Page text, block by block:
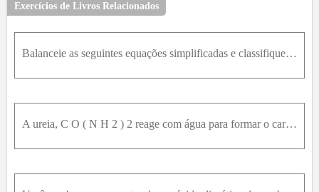
Exercícios de Livros Relacionados
Balanceie as seguintes equações simplificadas e classifique-as como ácido-base ou redox:(a) C H 4g + S 8s → C S 2l + H 2 S( g ) (b)S n + K O Ha q + H 2 O( l ) → K 2 S n ( O H ) 6a q + H 2( g )
A ureia, C O ( N H 2 ) 2 reage com água para formar o carbonato de amônio. Escreva a equação química e calcule a massa de carbonato de amônio que pode ser obtida a partir de 4,0 kg de ureia.Dado: M MC